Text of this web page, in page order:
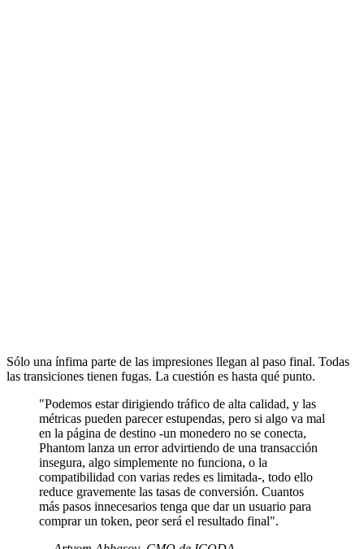
Sólo una ínfima parte de las impresiones llegan al paso final. Todas
las transiciones tienen fugas. La cuestión es hasta qué punto.
"Podemos estar dirigiendo tráfico de alta calidad, y las
métricas pueden parecer estupendas, pero si algo va mal
en la página de destino -un monedero no se conecta,
Phantom lanza un error advirtiendo de una transacción
insegura, algo simplemente no funciona, o la
compatibilidad con varias redes es limitada-, todo ello
reduce gravemente las tasas de conversión. Cuantos
más pasos innecesarios tenga que dar un usuario para
comprar un token, peor será el resultado final".